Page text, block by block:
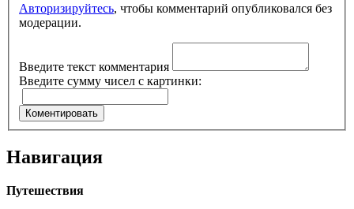
Авторизируйтесь, чтобы комментарий опубликовался без
модерации.
Введите текст комментария
Введите сумму чисел с картинки:
Навигация
Путешествия